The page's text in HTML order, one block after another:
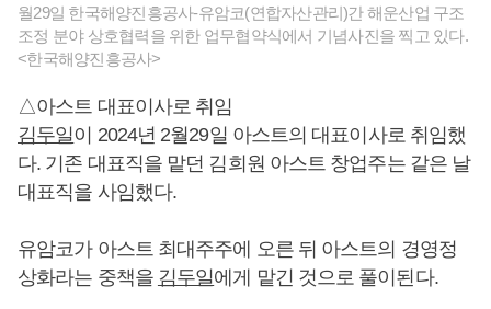
월29일 한국해양진흥공사-유암코(연합자산관리)간 해운산업 구조
조정 분야 상호협력을 위한 업무협약식에서 기념사진을 찍고 있다.
<한국해양진흥공사>
△아스트 대표이사로 취임
김두일이 2024년 2월29일 아스트의 대표이사로 취임했
다. 기존 대표직을 맡던 김희원 아스트 창업주는 같은 날
대표직을 사임했다.
유암코가 아스트 최대주주에 오른 뒤 아스트의 경영정
상화라는 중책을 김두일에게 맡긴 것으로 풀이된다.